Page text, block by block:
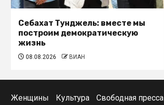
Себахат Тунджель: вместе мы
построим демократическую
жизнь
08.08.2026 ВИАН
Женщины Культура Свободная пресса